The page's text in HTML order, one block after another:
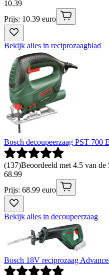
10.39
Prijs: 10.39 euro
Bekijk alles in reciprozaagblad
Bosch decoupeerzaag PST 700
(137)Beoordeeld met 4.5 van
68.99
Prijs: 68.99 euro
Bekijk alles in decoupeerzaag
Bosch 18V reciprozaag